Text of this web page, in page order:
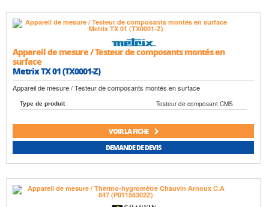
Appareil de mesure / Testeur de composants montés en
surface
Metrix TX 01 (TX0001-Z)
Appareil de mesure / Testeur de composants montés en surface
Type de produit Testeur de composant CMS
VOIR LA FICHE
DEMANDE DE DEVIS